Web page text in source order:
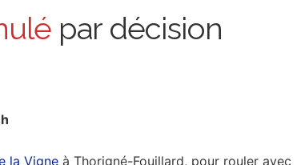
par décision
la Vigneà Thorigné-Fouillard, pour rouler avec